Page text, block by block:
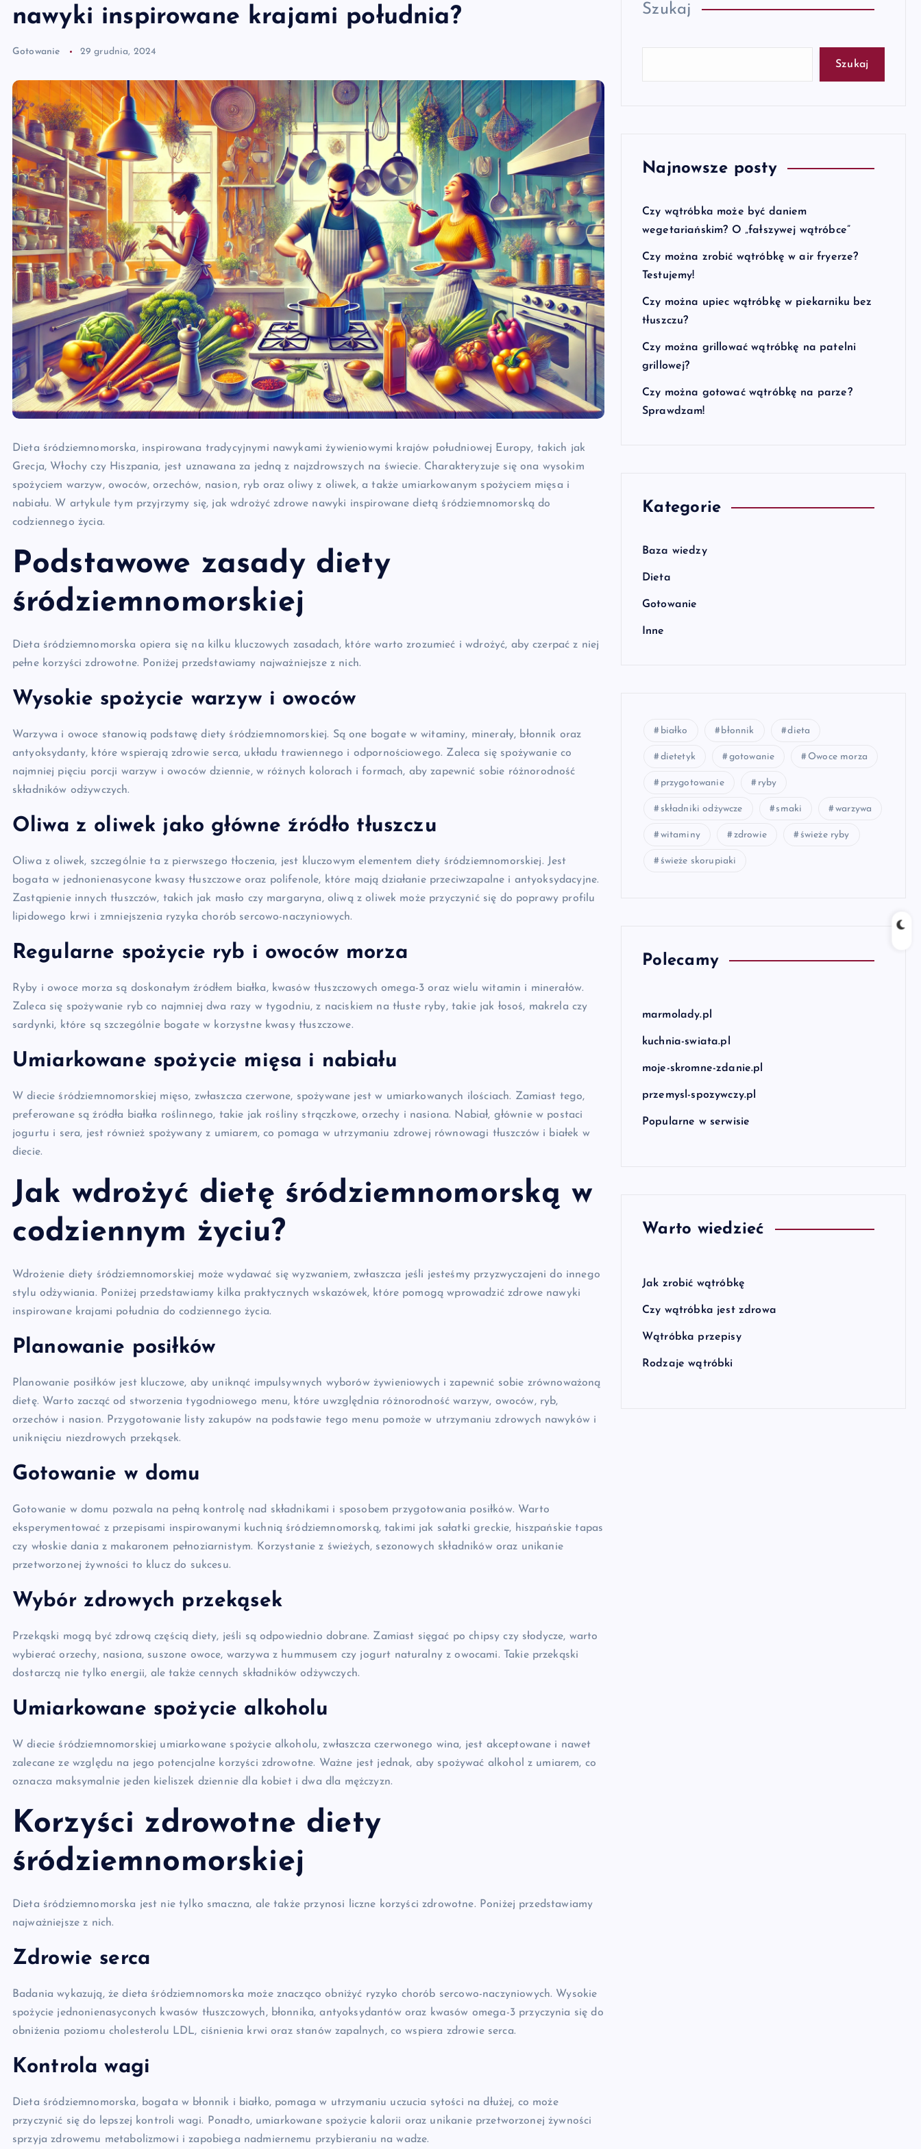
nawyki inspirowane krajami południa?
Gotowanie 29 grudnia, 2024
Dieta śródziemnomorska, inspirowana tradycyjnymi nawykami żywieniowymi krajów południowej Europy, takich jak
Grecja, Włochy czy Hiszpania, jest uznawana za jedną z najzdrowszych na świecie. Charakteryzuje się ona wysokim
spożyciem warzyw, owoców, orzechów, nasion, ryb oraz oliwy z oliwek, a także umiarkowanym spożyciem mięsa i
nabiału. W artykule tym przyjrzymy się, jak wdrożyć zdrowe nawyki inspirowane dietą śródziemnomorską do
codziennego życia.
Podstawowe zasady diety
śródziemnomorskiej
Dieta śródziemnomorska opiera się na kilku kluczowych zasadach, które warto zrozumieć i wdrożyć, aby czerpać z niej
pełne korzyści zdrowotne. Poniżej przedstawiamy najważniejsze z nich.
Wysokie spożycie warzyw i owoców
Warzywa i owoce stanowią podstawę diety śródziemnomorskiej. Są one bogate w witaminy, minerały, błonnik oraz
antyoksydanty, które wspierają zdrowie serca, układu trawiennego i odpornościowego. Zaleca się spożywanie co
najmniej pięciu porcji warzyw i owoców dziennie, w różnych kolorach i formach, aby zapewnić sobie różnorodność
składników odżywczych.
Oliwa z oliwek jako główne źródło tłuszczu
Oliwa z oliwek, szczególnie ta z pierwszego tłoczenia, jest kluczowym elementem diety śródziemnomorskiej. Jest
bogata w jednonienasycone kwasy tłuszczowe oraz polifenole, które mają działanie przeciwzapalne i antyoksydacyjne.
Zastąpienie innych tłuszczów, takich jak masło czy margaryna, oliwą z oliwek może przyczynić się do poprawy profilu
lipidowego krwi i zmniejszenia ryzyka chorób sercowo-naczyniowych.
Regularne spożycie ryb i owoców morza
Ryby i owoce morza są doskonałym źródłem białka, kwasów tłuszczowych omega-3 oraz wielu witamin i minerałów.
Zaleca się spożywanie ryb co najmniej dwa razy w tygodniu, z naciskiem na tłuste ryby, takie jak łosoś, makrela czy
sardynki, które są szczególnie bogate w korzystne kwasy tłuszczowe.
Umiarkowane spożycie mięsa i nabiału
W diecie śródziemnomorskiej mięso, zwłaszcza czerwone, spożywane jest w umiarkowanych ilościach. Zamiast tego,
preferowane są źródła białka roślinnego, takie jak rośliny strączkowe, orzechy i nasiona. Nabiał, głównie w postaci
jogurtu i sera, jest również spożywany z umiarem, co pomaga w utrzymaniu zdrowej równowagi tłuszczów i białek w
diecie.
Jak wdrożyć dietę śródziemnomorską w
codziennym życiu?
Wdrożenie diety śródziemnomorskiej może wydawać się wyzwaniem, zwłaszcza jeśli jesteśmy przyzwyczajeni do innego
stylu odżywiania. Poniżej przedstawiamy kilka praktycznych wskazówek, które pomogą wprowadzić zdrowe nawyki
inspirowane krajami południa do codziennego życia.
Planowanie posiłków
Planowanie posiłków jest kluczowe, aby uniknąć impulsywnych wyborów żywieniowych i zapewnić sobie zrównoważoną
dietę. Warto zacząć od stworzenia tygodniowego menu, które uwzględnia różnorodność warzyw, owoców, ryb,
orzechów i nasion. Przygotowanie listy zakupów na podstawie tego menu pomoże w utrzymaniu zdrowych nawyków i
uniknięciu niezdrowych przekąsek.
Gotowanie w domu
Gotowanie w domu pozwala na pełną kontrolę nad składnikami i sposobem przygotowania posiłków. Warto
eksperymentować z przepisami inspirowanymi kuchnią śródziemnomorską, takimi jak sałatki greckie, hiszpańskie tapas
czy włoskie dania z makaronem pełnoziarnistym. Korzystanie z świeżych, sezonowych składników oraz unikanie
przetworzonej żywności to klucz do sukcesu.
Wybór zdrowych przekąsek
Przekąski mogą być zdrową częścią diety, jeśli są odpowiednio dobrane. Zamiast sięgać po chipsy czy słodycze, warto
wybierać orzechy, nasiona, suszone owoce, warzywa z hummusem czy jogurt naturalny z owocami. Takie przekąski
dostarczą nie tylko energii, ale także cennych składników odżywczych.
Umiarkowane spożycie alkoholu
W diecie śródziemnomorskiej umiarkowane spożycie alkoholu, zwłaszcza czerwonego wina, jest akceptowane i nawet
zalecane ze względu na jego potencjalne korzyści zdrowotne. Ważne jest jednak, aby spożywać alkohol z umiarem, co
oznacza maksymalnie jeden kieliszek dziennie dla kobiet i dwa dla mężczyzn.
Korzyści zdrowotne diety
śródziemnomorskiej
Dieta śródziemnomorska jest nie tylko smaczna, ale także przynosi liczne korzyści zdrowotne. Poniżej przedstawiamy
najważniejsze z nich.
Zdrowie serca
Badania wykazują, że dieta śródziemnomorska może znacząco obniżyć ryzyko chorób sercowo-naczyniowych. Wysokie
spożycie jednonienasyconych kwasów tłuszczowych, błonnika, antyoksydantów oraz kwasów omega-3 przyczynia się do
obniżenia poziomu cholesterolu LDL, ciśnienia krwi oraz stanów zapalnych, co wspiera zdrowie serca.
Kontrola wagi
Dieta śródziemnomorska, bogata w błonnik i białko, pomaga w utrzymaniu uczucia sytości na dłużej, co może
przyczynić się do lepszej kontroli wagi. Ponadto, umiarkowane spożycie kalorii oraz unikanie przetworzonej żywności
sprzyja zdrowemu metabolizmowi i zapobiega nadmiernemu przybieraniu na wadze.
Szukaj
Szukaj
Najnowsze posty
Czy wątróbka może być daniem
wegetariańskim? O „fałszywej wątróbce”
Czy można zrobić wątróbkę w air fryerze?
Testujemy!
Czy można upiec wątróbkę w piekarniku bez
tłuszczu?
Czy można grillować wątróbkę na patelni
grillowej?
Czy można gotować wątróbkę na parze?
Sprawdzam!
Kategorie
Baza wiedzy
Dieta
Gotowanie
Inne
białko błonnik dieta
dietetyk gotowanie Owoce morza
przygotowanie ryby
składniki odżywcze smaki warzywa
witaminy zdrowie świeże ryby
świeże skorupiaki
Polecamy
marmolady.pl
kuchnia-swiata.pl
moje-skromne-zdanie.pl
przemysl-spozywczy.pl
Popularne w serwisie
Warto wiedzieć
Jak zrobić wątróbkę
Czy wątróbka jest zdrowa
Wątróbka przepisy
Rodzaje wątróbki